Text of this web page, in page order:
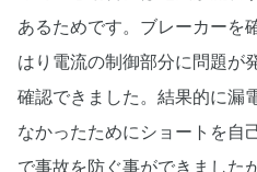
あるためです。ブレーカーを
はり電流の制御部分に問題が
確認できました。結果的に漏
なかったためにショートを自
で事故を防ぐ事ができました